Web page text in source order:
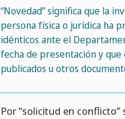
“Novedad” significa que la
persona física o jurídica ha
idénticos ante el
fecha de presentación y
publicados u otros
Por “solicitud en